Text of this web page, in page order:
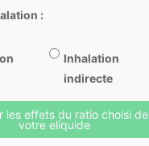
:
Inhalation
indirecte
les effets du ratio choisi de
votre eliquide